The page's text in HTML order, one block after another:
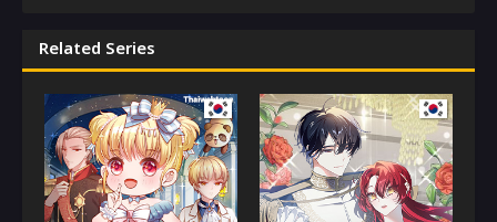
Related Series